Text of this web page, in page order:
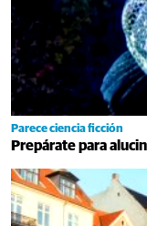
Parece ciencia ficción
Prepárate para